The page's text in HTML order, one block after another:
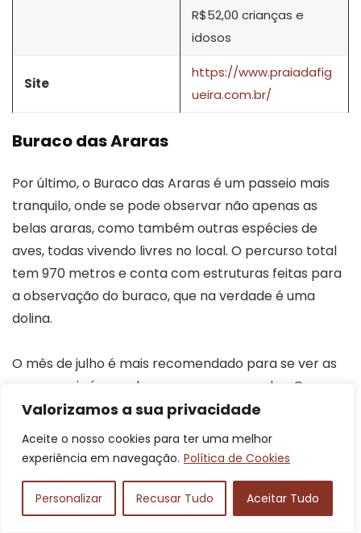
Valorizamos a sua privacidade
Aceite o nosso cookies para ter uma melhor
experiência em navegação. Política de Cookies
Personalizar Recusar Tudo Aceitar Tudo
R$52,00 crianças e
idosos
Site
https://www.praiadafig
ueira.com.br/
Buraco das Araras
Por último, o Buraco das Araras é um passeio mais
tranquilo, onde se pode observar não apenas as
belas araras, como também outras espécies de
aves, todas vivendo livres no local. O percurso total
tem 970 metros e conta com estruturas feitas para
a observação do buraco, que na verdade é uma
dolina.
O mês de julho é mais recomendado para se ver as
araras, pois é quando ocorrem as revoadas. O
Buraco das Araras fica a 54 km de Bonito, próximo
ao Rio da Prata, sendo possível combinar ambos os
passeios em um só dia.
Funcionamento
Todos os dias, das 7h